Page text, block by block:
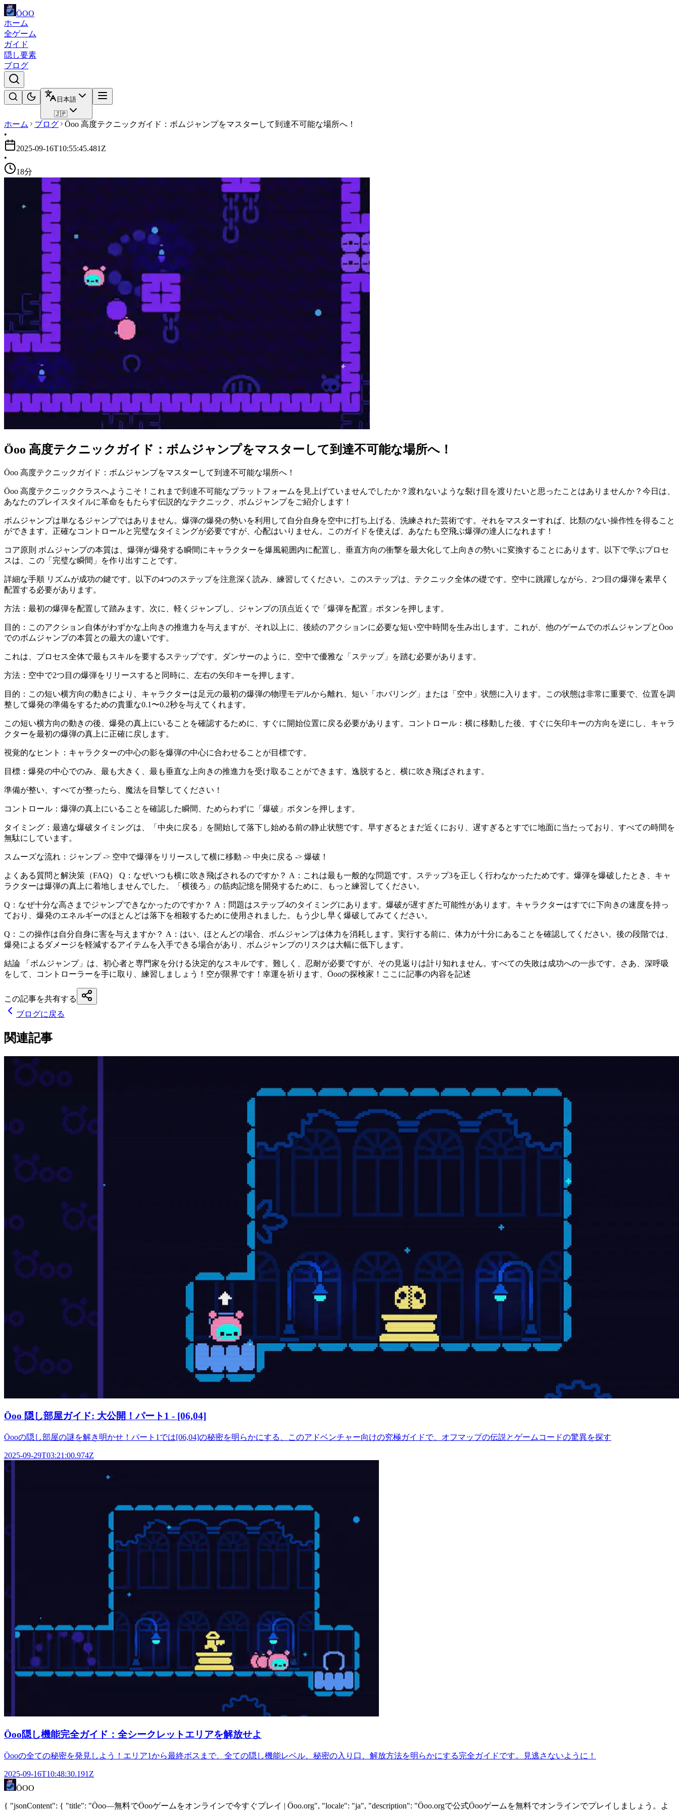
ÖOO
ホーム
全ゲーム
ガイド
隠し要素
ブログ
日本語
🇯🇵
ホーム ブログ
Öoo 高度テクニックガイド：ボムジャンプをマスターして到達不可能な場所へ！
•
2025-09-16T10:55:45.481Z
•
18分
Öoo 高度テクニックガイド：ボムジャンプをマスターして到達不可能な場所へ！
Öoo 高度テクニックガイド：ボムジャンプをマスターして到達不可能な場所へ！
Öoo 高度テクニッククラスへようこそ！これまで到達不可能なプラットフォームを見上げていませんでしたか？渡れないような裂け目を渡りたいと思ったことはありませんか？今日は、
あなたのプレイスタイルに革命をもたらす伝説的なテクニック、ボムジャンプをご紹介します！
ボムジャンプは単なるジャンプではありません。爆弾の爆発の勢いを利用して自分自身を空中に打ち上げる、洗練された芸術です。それをマスターすれば、比類のない操作性を得ること
ができます。正確なコントロールと完璧なタイミングが必要ですが、心配はいりません。このガイドを使えば、あなたも空飛ぶ爆弾の達人になれます！
コア原則 ボムジャンプの本質は、爆弾が爆発する瞬間にキャラクターを爆風範囲内に配置し、垂直方向の衝撃を最大化して上向きの勢いに変換することにあります。以下で学ぶプロセ
スは、この「完璧な瞬間」を作り出すことです。
詳細な手順 リズムが成功の鍵です。以下の4つのステップを注意深く読み、練習してください。このステップは、テクニック全体の礎です。空中に跳躍しながら、2つ目の爆弾を素早く
配置する必要があります。
方法：最初の爆弾を配置して踏みます。次に、軽くジャンプし、ジャンプの頂点近くで「爆弾を配置」ボタンを押します。
目的：このアクション自体がわずかな上向きの推進力を与えますが、それ以上に、後続のアクションに必要な短い空中時間を生み出します。これが、他のゲームでのボムジャンプとÖoo
でのボムジャンプの本質との最大の違いです。
これは、プロセス全体で最もスキルを要するステップです。ダンサーのように、空中で優雅な「ステップ」を踏む必要があります。
方法：空中で2つ目の爆弾をリリースすると同時に、左右の矢印キーを押します。
目的：この短い横方向の動きにより、キャラクターは足元の最初の爆弾の物理モデルから離れ、短い「ホバリング」または「空中」状態に入ります。この状態は非常に重要で、位置を調
整して爆発の準備をするための貴重な0.1〜0.2秒を与えてくれます。
この短い横方向の動きの後、爆発の真上にいることを確認するために、すぐに開始位置に戻る必要があります。コントロール：横に移動した後、すぐに矢印キーの方向を逆にし、キャラ
クターを最初の爆弾の真上に正確に戻します。
視覚的なヒント：キャラクターの中心の影を爆弾の中心に合わせることが目標です。
目標：爆発の中心でのみ、最も大きく、最も垂直な上向きの推進力を受け取ることができます。逸脱すると、横に吹き飛ばされます。
準備が整い、すべてが整ったら、魔法を目撃してください！
コントロール：爆弾の真上にいることを確認した瞬間、ためらわずに「爆破」ボタンを押します。
タイミング：最適な爆破タイミングは、「中央に戻る」を開始して落下し始める前の静止状態です。早すぎるとまだ近くにおり、遅すぎるとすでに地面に当たっており、すべての時間を
無駄にしています。
スムーズな流れ：ジャンプ -> 空中で爆弾をリリースして横に移動 -> 中央に戻る -> 爆破！
よくある質問と解決策（FAQ） Q：なぜいつも横に吹き飛ばされるのですか？ A：これは最も一般的な問題です。ステップ3を正しく行わなかったためです。爆弾を爆破したとき、キャ
ラクターは爆弾の真上に着地しませんでした。「横後ろ」の筋肉記憶を開発するために、もっと練習してください。
Q：なぜ十分な高さまでジャンプできなかったのですか？ A：問題はステップ4のタイミングにあります。爆破が遅すぎた可能性があります。キャラクターはすでに下向きの速度を持っ
ており、爆発のエネルギーのほとんどは落下を相殺するために使用されました。もう少し早く爆破してみてください。
Q：この操作は自分自身に害を与えますか？ A：はい、ほとんどの場合、ボムジャンプは体力を消耗します。実行する前に、体力が十分にあることを確認してください。後の段階では、
爆発によるダメージを軽減するアイテムを入手できる場合があり、ボムジャンプのリスクは大幅に低下します。
結論 「ボムジャンプ」は、初心者と専門家を分ける決定的なスキルです。難しく、忍耐が必要ですが、その見返りは計り知れません。すべての失敗は成功への一歩です。さあ、深呼吸
をして、コントローラーを手に取り、練習しましょう！空が限界です！幸運を祈ります、Öooの探検家！ここに記事の内容を記述
この記事を共有する
ブログに戻る
関連記事
Öoo 隠し部屋ガイド: 大公開！パート1 - [06,04]
Öooの隠し部屋の謎を解き明かせ！パート1では[06,04]の秘密を明らかにする、このアドベンチャー向けの究極ガイドで、オフマップの伝説とゲームコードの驚異を探す
2025-09-29T03:21:00.974Z
Öoo隠し機能完全ガイド：全シークレットエリアを解放せよ
Öooの全ての秘密を発見しよう！エリア1から最終ボスまで、全ての隠し機能レベル、秘密の入り口、解放方法を明らかにする完全ガイドです。見逃さないように！
2025-09-16T10:48:30.191Z
ÖOO
{ "jsonContent": { "title": "Öoo—無料でÖooゲームをオンラインで今すぐプレイ | Öoo.org", "locale": "ja", "description": "Öoo.orgで公式Öooゲームを無料でオンラインでプレイしましょう。よ